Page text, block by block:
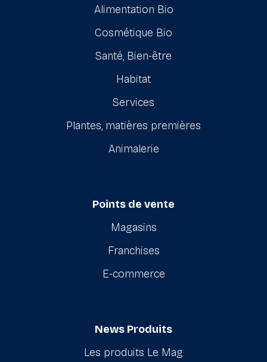
Alimentation Bio
Cosmétique Bio
Santé, Bien-être
Habitat
Services
Plantes, matières premières
Animalerie
Points de vente
Magasins
Franchises
E-commerce
News Produits
Les produits Le Mag